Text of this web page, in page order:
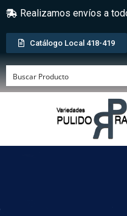
Realizamos envíos a
Catálogo Local 418-419